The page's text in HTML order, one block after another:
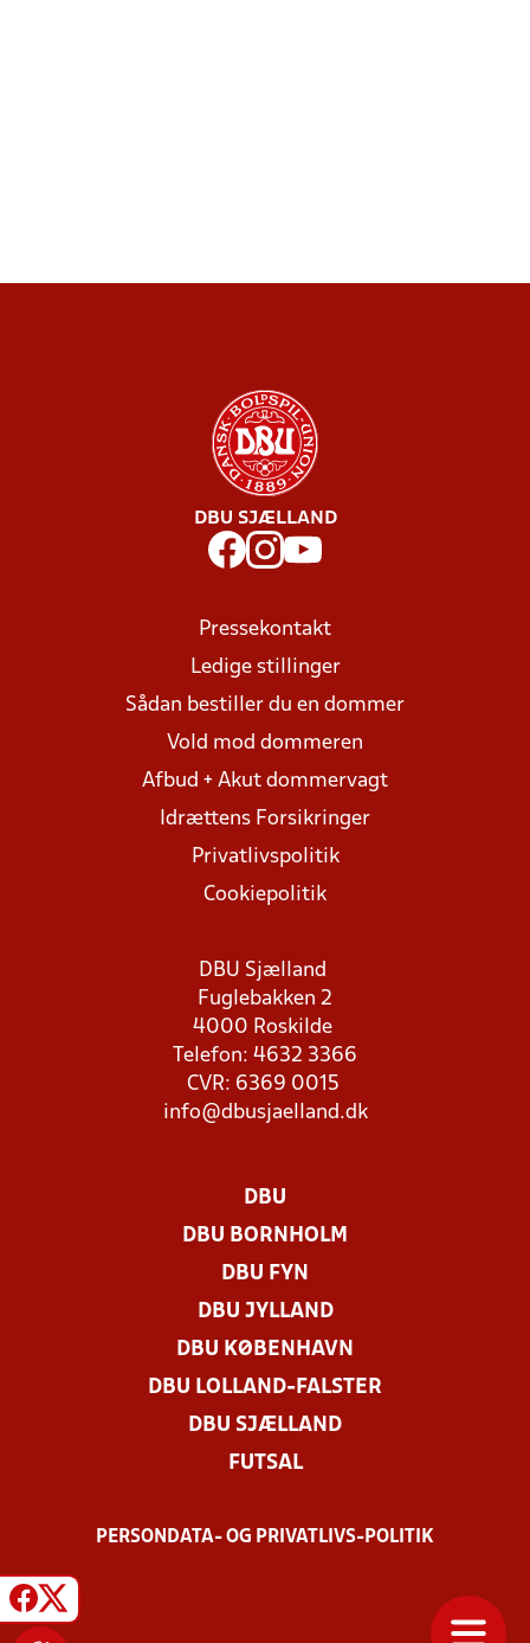
DBU SJÆLLAND
Pressekontakt
Ledige stillinger
Sådan bestiller du en dommer
Vold mod dommeren
Afbud + Akut dommervagt
Idrættens Forsikringer
Privatlivspolitik
Cookiepolitik
DBU Sjælland
Fuglebakken 2
4000 Roskilde
Telefon: 4632 3366
CVR: 6369 0015
info@dbusjaelland.dk
DBU
DBU BORNHOLM
DBU FYN
DBU JYLLAND
DBU KØBENHAVN
DBU LOLLAND-FALSTER
DBU SJÆLLAND
FUTSAL
PERSONDATA- OG PRIVATLIVS-POLITIK